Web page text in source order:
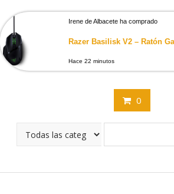
contenido
0
Irene de Albacete ha comprado
Hace 22 minutos